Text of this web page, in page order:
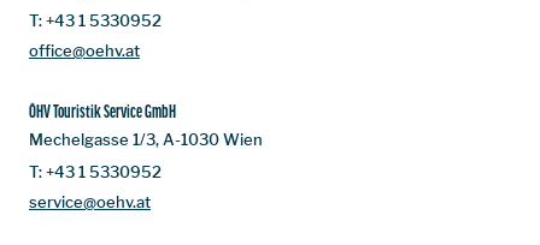
T:+43 1 5330952
office@oehv.at
ÖHV Touristik Service GmbH
Mechelgasse 1/3, A-1030 Wien
T:+43 1 5330952
service@oehv.at